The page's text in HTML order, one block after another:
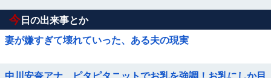
今 日の出来事とか
妻が嫌すぎて壊れていった、ある夫の現実
中川安奈アナ、ピタピタニットでお乳を強調！お乳にしか目